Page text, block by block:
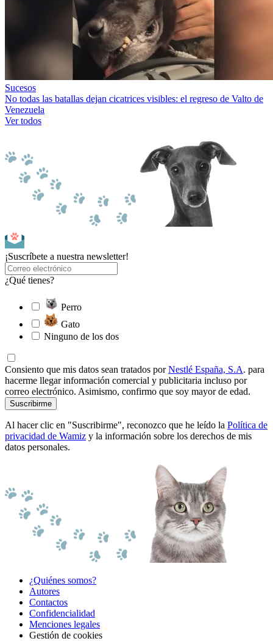
Sucesos
No todas las batallas dejan cicatrices visibles: el regreso de Valto de
Venezuela
Ver todos
¡Suscríbete a nuestra newsletter!
¿Qué tienes?
Perro
Gato
Ninguno de los dos
Consiento que mis datos sean tratados porNestlé España, S.A. para
hacerme llegar información comercial y publicitaria incluso por
correo electrónico. Asimismo, confirmo que soy mayor de edad.
Suscribirme
Al hacer clic en "Suscribirme", reconozco que he leído la Política de
privacidad de Wamiz y la información sobre los derechos de mis
datos personales.
¿Quiénes somos?
Autores
Contactos
Confidencialidad
Menciones legales
Gestión de cookies